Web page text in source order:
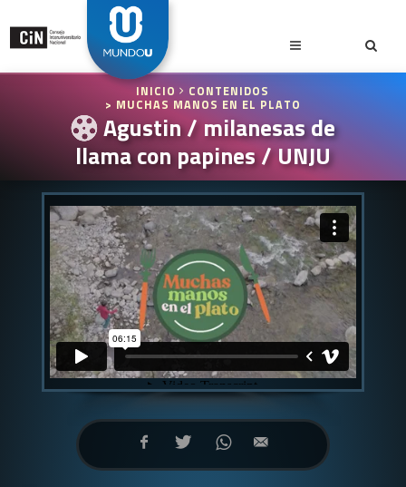
INICIO CONTENIDOS
> MUCHAS MANOS EN EL PLATO
Agustin / milanesas de
llama con papines / UNJU